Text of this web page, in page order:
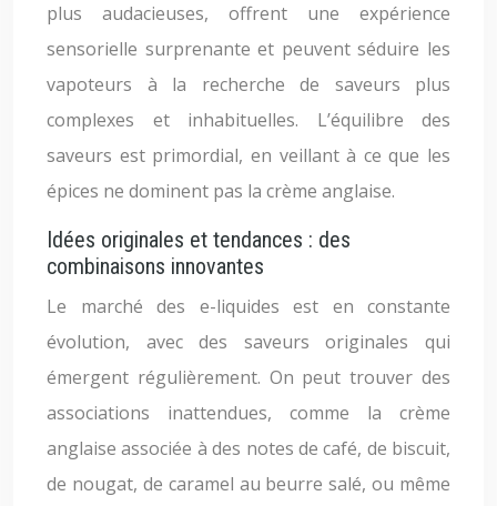
plus audacieuses, offrent une expérience
sensorielle surprenante et peuvent séduire les
vapoteurs à la recherche de saveurs plus
complexes et inhabituelles. L’équilibre des
saveurs est primordial, en veillant à ce que les
épices ne dominent pas la crème anglaise.
Idées originales et tendances : des
combinaisons innovantes
Le marché des e-liquides est en constante
évolution, avec des saveurs originales qui
émergent régulièrement. On peut trouver des
associations inattendues, comme la crème
anglaise associée à des notes de café, de biscuit,
de nougat, de caramel au beurre salé, ou même